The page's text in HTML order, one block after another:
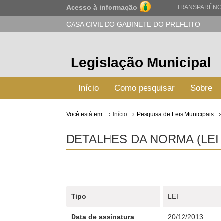
Acesso à informação
CASA CIVIL DO GABINETE DO PREFEITO
Legislação Municipal
Início Como pesquisar Sobre
Você está em: Início Pesquisa de Leis Municipais
DETALHES DA NORMA
Tipo LEI
Data de assinatura 20/12/2013